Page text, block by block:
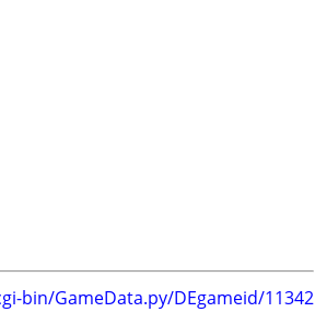
bin/GameData.py/DEgameid/11342